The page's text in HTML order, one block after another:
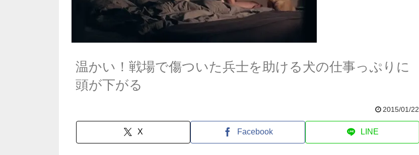
温かい！戦場で傷ついた兵士を助ける犬の仕事っぷりに
頭が下がる
2015/01/22
X Facebook LINE